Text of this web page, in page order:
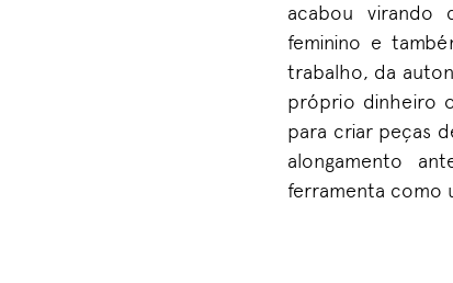
acabou virando
feminino e
trabalho, da
próprio dinheiro
para criar peças
alongamento
ferramenta como